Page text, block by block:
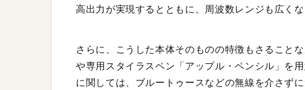
高出力が実現するとともに、周波数レンジも広くな
さらに、こうした本体そのものの特徴もさること
や専用スタイラスペン「アップル・ペンシル」を
に関しては、ブルートゥースなどの無線を介さず